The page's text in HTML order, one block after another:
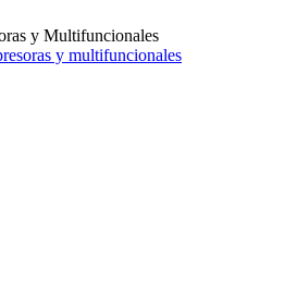
y Multifuncionales
y multifuncionales